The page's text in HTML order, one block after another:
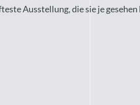
Ausstellung, die sie je gesehen